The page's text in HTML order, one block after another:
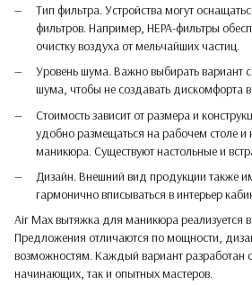
Тип фильтра. Устройства могут
фильтров. Например, HEPA-фильтры
очистку воздуха от мельчайших частиц.
Уровень шума. Важно выбирать вариант
шума, чтобы не создавать дискомфорта
Стоимость зависит от размера и
удобно размещаться на рабочем столе и
маникюра. Существуют настольные и
Дизайн. Внешний вид продукции также
гармонично вписываться в интерьер
Air Max вытяжка для маникюра реализуется
Предложения отличаются по мощности,
возможностям. Каждый вариант разработан
начинающих, так и опытных мастеров.